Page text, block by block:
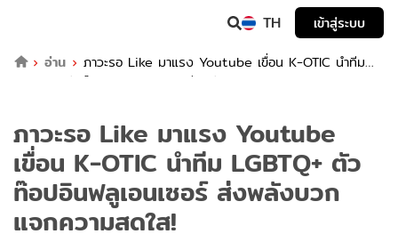
TH
เข้าสู่ระบบ
อ่าน
ภาวะรอ Like มาแรง Youtube เขื่อน K-OTIC นำทีม
LGBTQ+ ตัวท๊อปอินฟลูเอนเซอร์ ส่งพลังบวกแจกความสดใส!
ภาวะรอ Like มาแรง Youtube
เขื่อน K-OTIC นำทีม LGBTQ+ ตัว
ท๊อปอินฟลูเอนเซอร์ ส่งพลังบวก
แจกความสดใส!